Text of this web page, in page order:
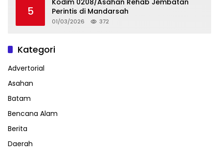
5
Perintis di Mandarsah
01/03/2026 372
Kategori
Advertorial
Asahan
Batam
Bencana Alam
Berita
Daerah